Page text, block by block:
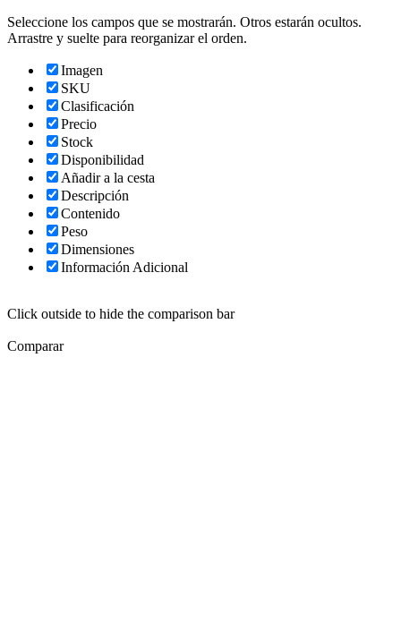
Seleccione los campos que se mostrarán. Otros estarán ocultos.
Arrastre y suelte para reorganizar el orden.
Imagen
SKU
Clasificación
Precio
Stock
Disponibilidad
Añadir a la cesta
Descripción
Contenido
Peso
Dimensiones
Información Adicional
Click outside to hide the comparison bar
Comparar